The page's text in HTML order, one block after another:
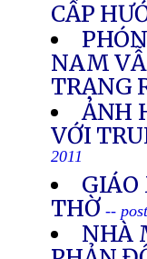
CẤP
NAM
TRẠNG
ẢNH
VỚI
2011
GIÁO
THỜ--
NHÀ